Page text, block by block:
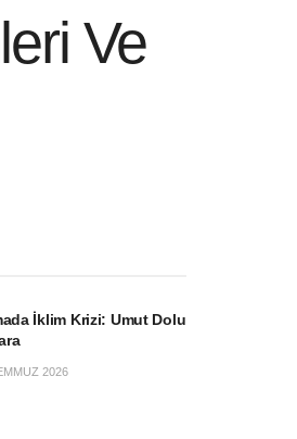
Ve
İklim Krizi: Umut Dolu
2026